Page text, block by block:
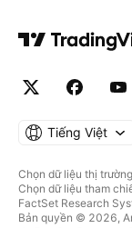
Tiếng Việt
Chọn dữ liệu thị
Chọn dữ liệu tham
FactSet Research
Bản quyền © 2026,